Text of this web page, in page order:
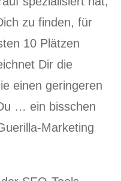
zu finden, für
10 Plätzen
Dir die
einen geringeren
… ein bisschen
Marketing